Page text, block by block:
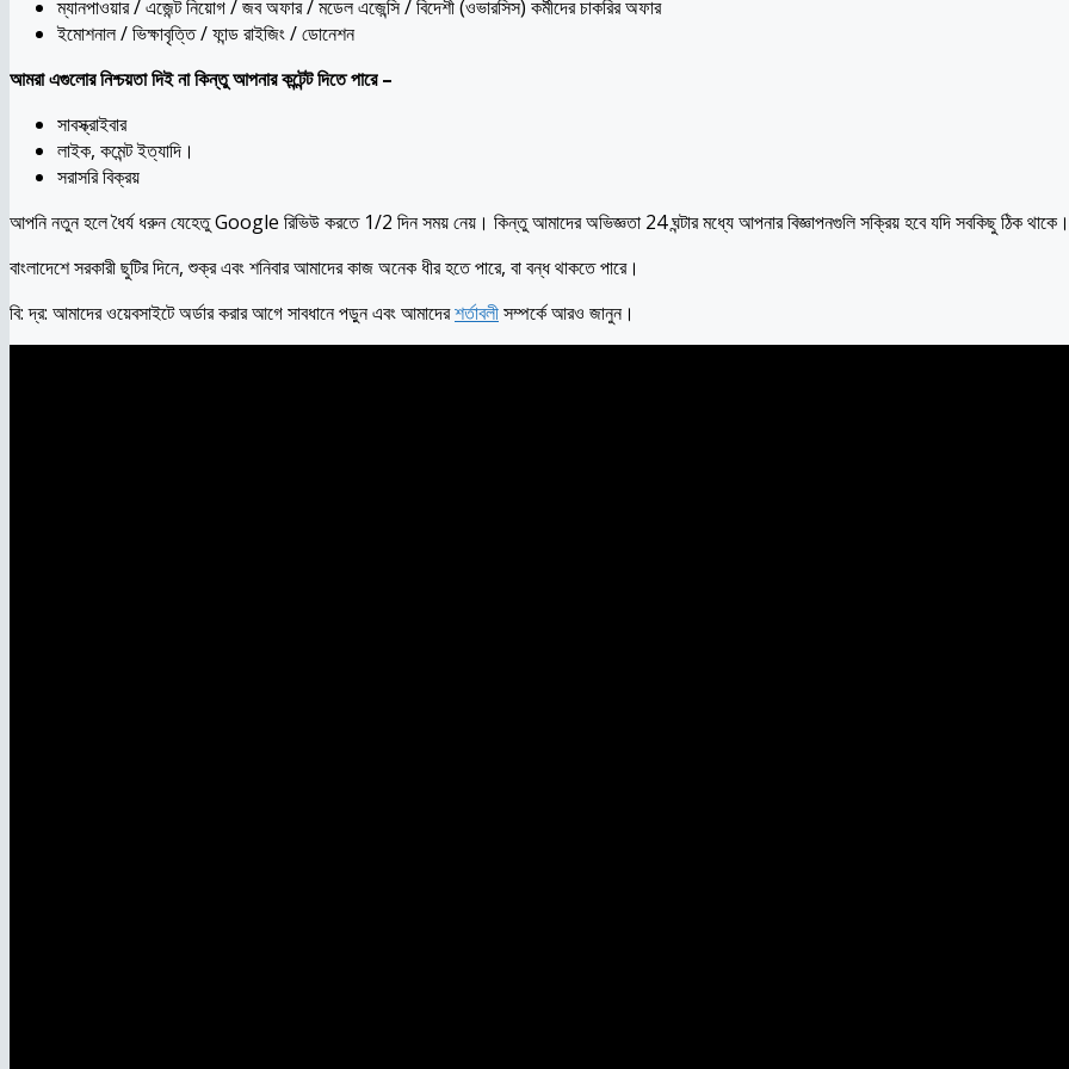
ম্যানপাওয়ার / এজেন্ট নিয়োগ / জব অফার / মডেল এজেন্সি / বিদেশী (ওভারসিস) কর্মীদের চাকরির অফার
ইমোশনাল / ভিক্ষাবৃত্তি / ফান্ড রাইজিং / ডোনেশন
আমরা এগুলোর নিশ্চয়তা দিই না কিন্তু আপনার কন্টেন্ট দিতে পারে –
সাবস্ক্রাইবার
লাইক, কমেন্ট ইত্যাদি।
সরাসরি বিক্রয়
আপনি নতুন হলে ধৈর্য ধরুন যেহেতু Google রিভিউ করতে 1/2 দিন সময় নেয়। কিন্তু আমাদের অভিজ্ঞতা 24 ঘন্টার মধ্যে আপনার বিজ্ঞাপনগুলি সক্রিয় হবে যদি সবকিছু ঠিক থাকে।
বাংলাদেশে সরকারী ছুটির দিনে, শুক্র এবং শনিবার আমাদের কাজ অনেক ধীর হতে পারে, বা বন্ধ থাকতে পারে।
বি: দ্র: আমাদের ওয়েবসাইটে অর্ডার করার আগে সাবধানে পড়ুন এবং আমাদেরশর্তাবলীসম্পর্কে আরও জানুন।